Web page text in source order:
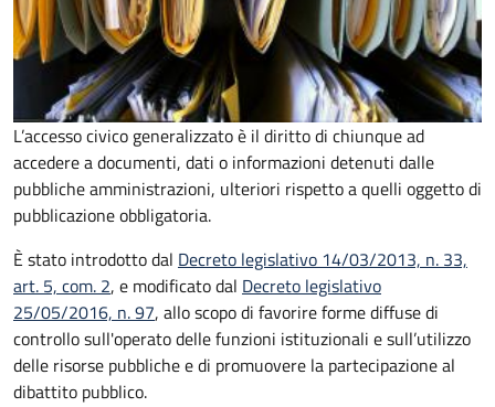
L’accesso civico generalizzato è il diritto di chiunque ad
accedere a documenti, dati o informazioni detenuti dalle
pubbliche amministrazioni, ulteriori rispetto a quelli oggetto di
pubblicazione obbligatoria.
È stato introdotto dal Decreto legislativo 14/03/2013, n. 33,
art. 5, com. 2, e modificato dal Decreto legislativo
25/05/2016, n. 97, allo scopo di favorire forme diffuse di
controllo sull'operato delle funzioni istituzionali e sull’utilizzo
delle risorse pubbliche e di promuovere la partecipazione al
dibattito pubblico.